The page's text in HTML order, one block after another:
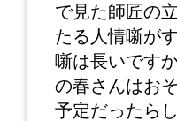
で見た師匠の
たる人情噺が
噺は長いです
の春さんはお
予定だったら